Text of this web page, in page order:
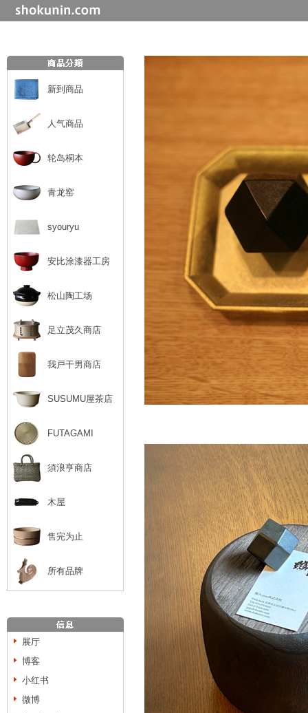
新到商品
人气商品
轮岛桐本
青龙窑
syouryu
安比涂漆器工房
松山陶工场
足立茂久商店
我戸干男商店
SUSUMU屋茶店
FUTAGAMI
須浪亨商店
木屋
售完为止
所有品牌
展厅
博客
小红书
微博